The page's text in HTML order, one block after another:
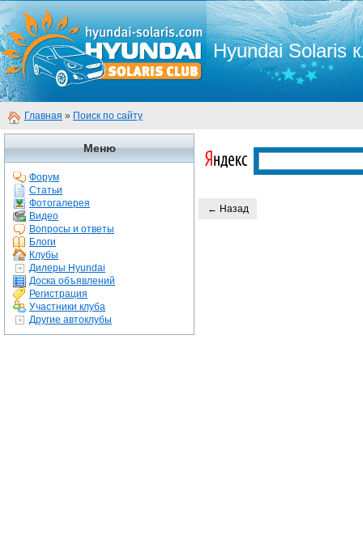
Hyundai Solaris
Главная » Поиск по сайту
Меню
Форум
Статьи
Фотогалерея
Видео
Вопросы и ответы
Блоги
Клубы
Дилеры Hyundai
Доска объявлений
Регистрация
Участники клуба
Другие автоклубы
← Назад